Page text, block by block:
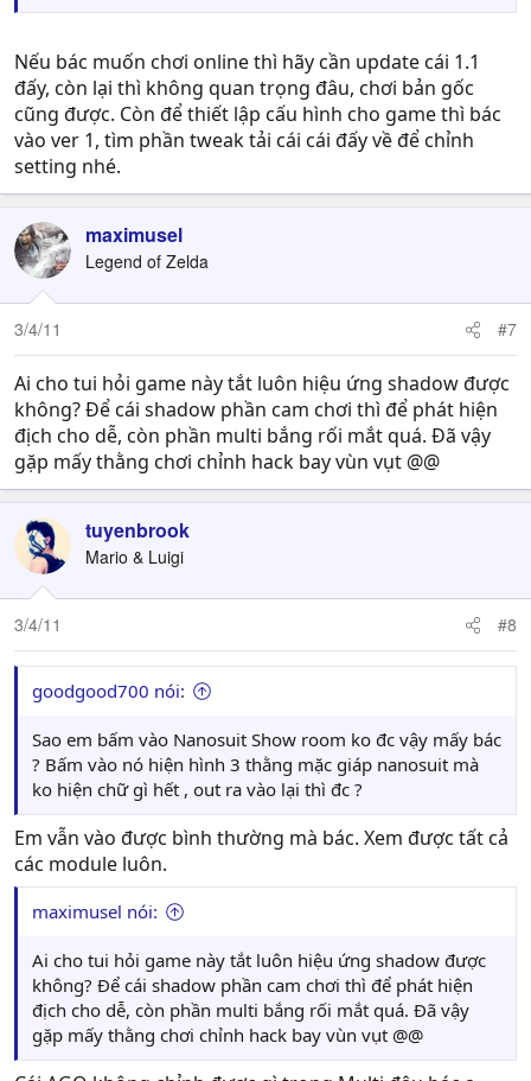
Nếu bác muốn chơi online thì hãy cần update cái 1.1
đấy, còn lại thì không quan trọng đâu, chơi bản gốc
cũng được. Còn để thiết lập cấu hình cho game thì bác
vào ver 1, tìm phần tweak tải cái cái đấy về để chỉnh
setting nhé.
maximusel
Legend of Zelda
3/4/11 #7
Ai cho tui hỏi game này tắt luôn hiệu ứng shadow được
không? Để cái shadow phần cam chơi thì để phát hiện
địch cho dễ, còn phần multi bắng rối mắt quá. Đã vậy
gặp mấy thằng chơi chỉnh hack bay vùn vụt @@
tuyenbrook
Mario & Luigi
3/4/11 #8
goodgood700 nói:
Sao em bấm vào Nanosuit Show room ko đc vậy mấy bác
? Bấm vào nó hiện hình 3 thằng mặc giáp nanosuit mà
ko hiện chữ gì hết , out ra vào lại thì đc ?
Em vẫn vào được bình thường mà bác. Xem được tất cả
các module luôn.
maximusel nói:
Ai cho tui hỏi game này tắt luôn hiệu ứng shadow được
không? Để cái shadow phần cam chơi thì để phát hiện
địch cho dễ, còn phần multi bắng rối mắt quá. Đã vậy
gặp mấy thằng chơi chỉnh hack bay vùn vụt @@